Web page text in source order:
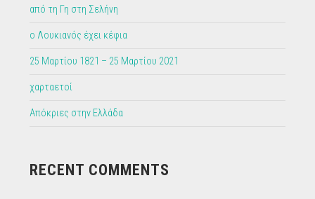
από τη Γη στη Σελήνη
ο Λουκιανός έχει κέφια
25 Μαρτίου 1821 – 25 Μαρτίου 2021
χαρταετοί
Απόκριες στην Ελλάδα
RECENT COMMENTS